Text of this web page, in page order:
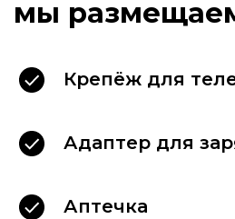
Крепёж для
Адаптер для
Аптечка